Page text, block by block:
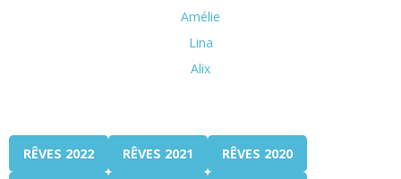
Amélie
Lina
Alix
RÊVES 2022 RÊVES 2021 RÊVES 2020